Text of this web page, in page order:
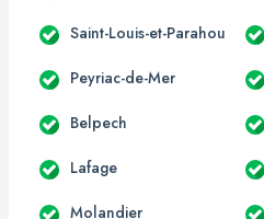
Saint-Louis-et-Parahou
Peyriac-de-Mer
Belpech
Lafage
Molandier